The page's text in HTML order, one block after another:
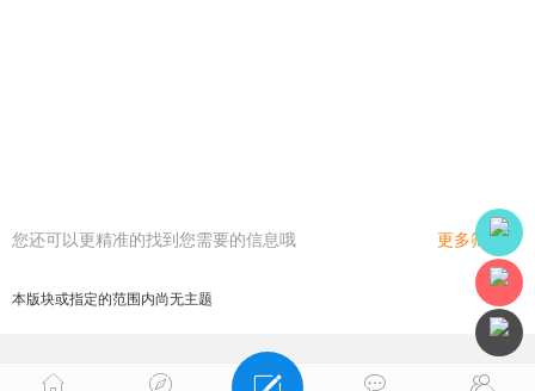
您还可以更精准的找到您需要的信息哦 更多筛选
本版块或指定的范围内尚无主题